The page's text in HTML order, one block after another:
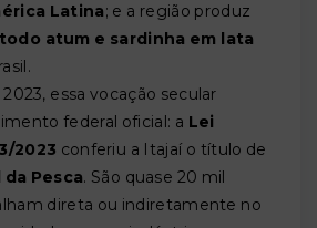
Latina; e a região produz
atum e sardinha em lata
essa vocação secular
federal oficial: a Lei
2023 conferiu a Itajaí o título de
Pesca. São quase 20 mil
direta ou indiretamente no